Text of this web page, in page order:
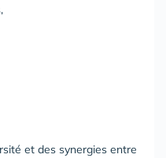
et des synergies entre